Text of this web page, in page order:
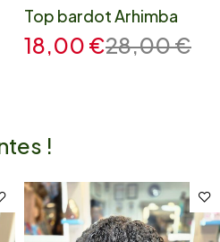
Top bardot Arhimba
28,00€
18,00 €
!